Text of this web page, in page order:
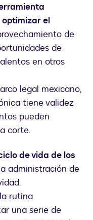
el
de
de
en otros
legal mexicano,
tiene validez
pueden
corte.
de vida de los
administración de
rutina
una serie de